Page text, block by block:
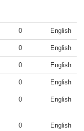
0 English
0 English
0 English
0 English
0 English
0 English